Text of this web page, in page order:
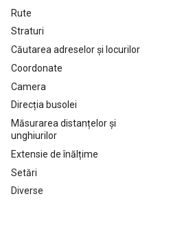
Rute
Straturi
Căutarea adreselor și locurilor
Coordonate
Camera
Direcția busolei
Măsurarea distanțelor și
unghiurilor
Extensie de înălțime
Setări
Diverse